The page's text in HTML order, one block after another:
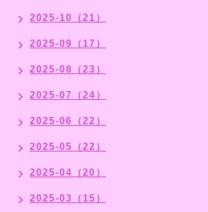
2025-10（21）
2025-09（17）
2025-08（23）
2025-07（24）
2025-06（22）
2025-05（22）
2025-04（20）
2025-03（15）